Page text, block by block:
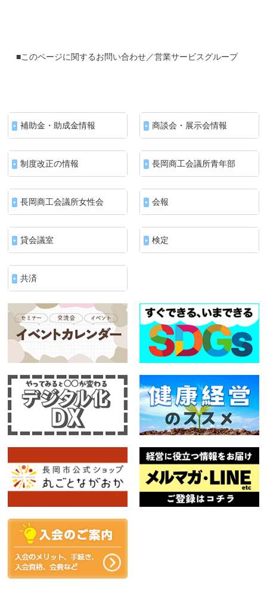
■このページに関するお問い合わせ／営業サービスグループ
補助金・助成金情報 商談会・展示会情報
制度改正の情報 長岡商工会議所青年部
長岡商工会議所女性会 会報
貸会議室 検定
共済